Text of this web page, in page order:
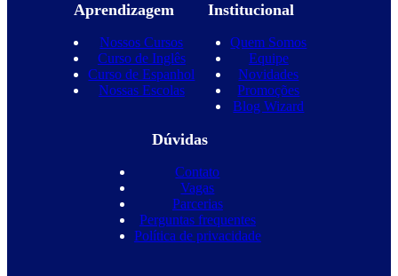
Aprendizagem
Nossos Cursos
Curso de Inglês
Curso de Espanhol
Nossas Escolas
Institucional
Quem Somos
Equipe
Novidades
Promoções
Blog Wizard
Dúvidas
Contato
Vagas
Parcerias
Perguntas frequentes
Política de privacidade